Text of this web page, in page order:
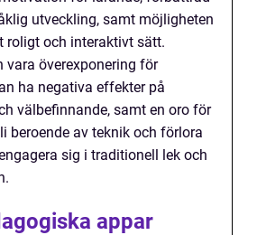
utveckling, samt möjligheten
roligt och interaktivt sätt.
vara överexponering för
ha negativa effekter på
välbefinnande, samt en oro för
beroende av teknik och förlora
sig i traditionell lek och
appar